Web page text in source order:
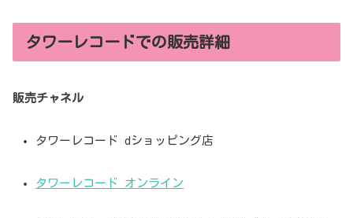
タワーレコードでの販売詳細
販売チャネル
タワーレコード dショッピング店
タワーレコード オンライン